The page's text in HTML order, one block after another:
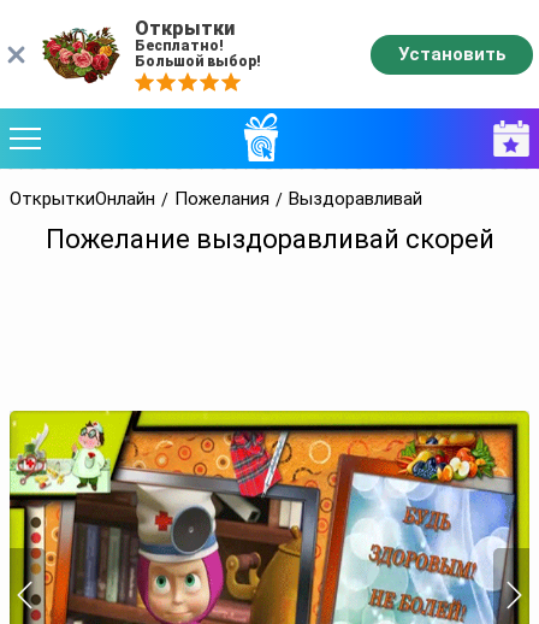
ОткрыткиОнлайн Пожелания Выздоравливай
Пожелание выздоравливай скорей
Открытки
Бесплатно!
Большой выбор!
Установить